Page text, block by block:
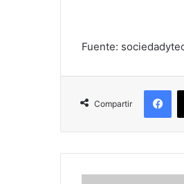
Fuente:
Compartir